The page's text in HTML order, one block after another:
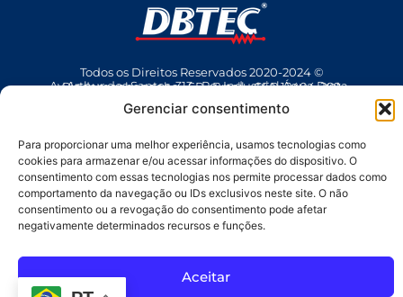
Gerenciar consentimento
Para proporcionar uma melhor experiência, usamos tecnologias como
cookies para armazenar e/ou acessar informações do dispositivo. O
consentimento com essas tecnologias nos permite processar dados como
comportamento da navegação ou IDs exclusivos neste site. O não
consentimento ou a revogação do consentimento pode afetar
negativamente determinados recursos e funções.
Aceitar
Todos os Direitos Reservados 2020-2024 ©
Av Arthur dos Santos, 313 • Pq. Industrial Água Preta • Pindamonhangaba • SP • Brasil • CEP 12404-289
(12) 3642 9006
• dbtec@dbtec.com.br